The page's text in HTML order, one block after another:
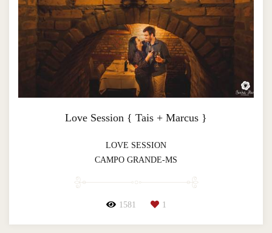
Love Session { Tais + Marcus }
LOVE SESSION
CAMPO GRANDE-MS
1581 1